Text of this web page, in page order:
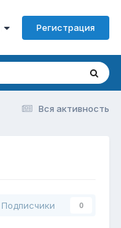
Регистрация
Вся активность
Подписчики 0